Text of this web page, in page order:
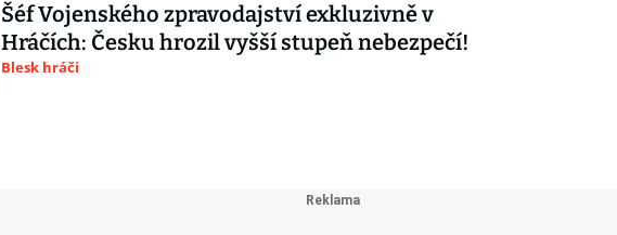
Šéf Vojenského zpravodajství exkluzivně v
Hráčích: Česku hrozil vyšší stupeň nebezpečí!
Blesk hráči